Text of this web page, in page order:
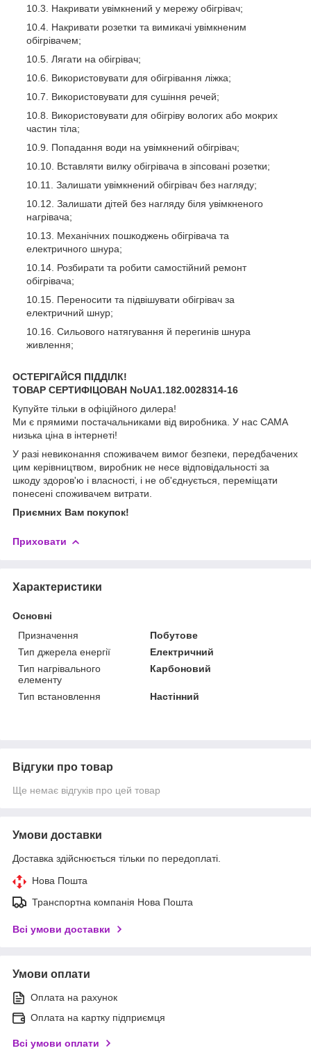
Накривати увімкнений у мережу обігрівач;
Накривати розетки та вимикачі увімкненим
обігрівачем;
Лягати на обігрівач;
Використовувати для обігрівання ліжка;
Використовувати для сушіння речей;
Використовувати для обігріву вологих або мокрих
частин тіла;
Попадання води на увімкнений обігрівач;
Вставляти вилку обігрівача в зіпсовані розетки;
Залишати увімкнений обігрівач без нагляду;
Залишати дітей без нагляду біля увімкненого
нагрівача;
Механічних пошкоджень обігрівача та
електричного шнура;
Розбирати та робити самостійний ремонт
обігрівача;
Переносити та підвішувати обігрівач за
електричний шнур;
Сильового натягування й перегинів шнура
живлення;
ОСТЕРІГАЙСЯ ПІДДІЛК!
ТОВАР СЕРТИФІЦОВАН NoUA1.182.0028314-16
Купуйте тільки в офіційного дилера!
Ми є прямими постачальниками від виробника. У нас САМА
низька ціна в інтернеті!
У разі невиконання споживачем вимог безпеки, передбачених
цим керівництвом, виробник не несе відповідальності за
шкоду здоров'ю і власності, і не об'єднується, переміщати
понесені споживачем витрати.
Приємних Вам покупок!
Приховати
Характеристики
Основні
Призначення
Побутове
Тип джерела енергії
Електричний
Тип нагрівального
елементу
Карбоновий
Тип встановлення Настінний
Відгуки про товар
Ще немає відгуків про цей товар
Умови доставки
Доставка здійснюється тільки по передоплаті.
Нова Пошта
Транспортна компанія Нова Пошта
Всі умови доставки
Умови оплати
Оплата на рахунок
Оплата на картку підприємця
Всі умови оплати